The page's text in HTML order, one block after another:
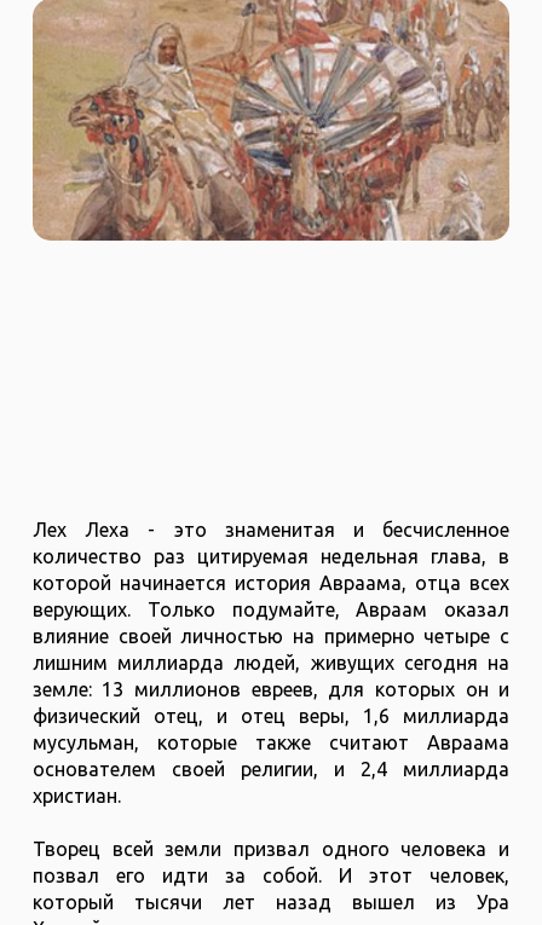
Лех Леха - это знаменитая и бесчисленное
количество раз цитируемая недельная глава, в
которой начинается история Авраама, отца всех
верующих. Только подумайте, Авраам оказал
влияние своей личностью на примерно четыре с
лишним миллиарда людей, живущих сегодня на
земле: 13 миллионов евреев, для которых он и
физический отец, и отец веры, 1,6 миллиарда
мусульман, которые также считают Авраама
основателем своей религии, и 2,4 миллиарда
христиан.
Творец всей земли призвал одного человека и
позвал его идти за собой. И этот человек,
который тысячи лет назад вышел из Ура